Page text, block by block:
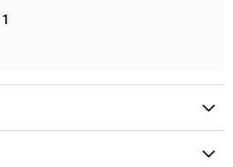
1